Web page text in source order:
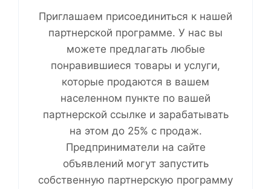
Приглашаем присоединиться к нашей
партнерской программе. У нас вы
можете предлагать любые
понравившиеся товары и услуги,
которые продаются в вашем
населенном пункте по вашей
партнерской ссылке и зарабатывать
на этом до 25% с продаж.
Предприниматели на сайте
объявлений могут запустить
собственную партнерскую программу